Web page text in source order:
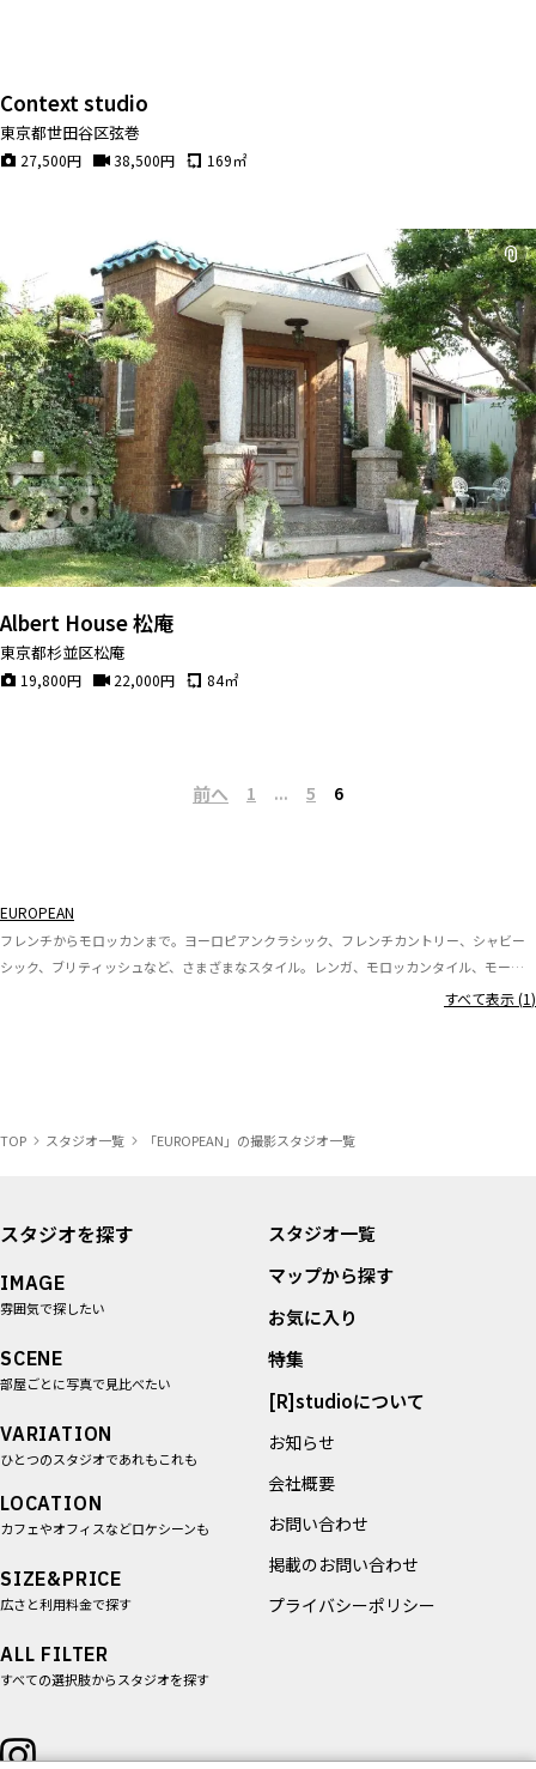
Context studio
東京都世田谷区弦巻
27,500円 38,500円 169㎡
Albert House 松庵
東京都杉並区松庵
19,800円 22,000円 84㎡
前へ 1 ... 5 6
EUROPEAN
フレンチからモロッカンまで。ヨーロピアンクラシック、フレンチカントリー、シャビー
シック、ブリティッシュなど、さまざまなスタイル。レンガ、モロッカンタイル、モール
すべて表示 (1)
TOP スタジオ一覧 「EUROPEAN」の撮影スタジオ一覧
スタジオを探す
IMAGE
雰囲気で探したい
SCENE
部屋ごとに写真で見比べたい
VARIATION
ひとつのスタジオであれもこれも
LOCATION
カフェやオフィスなどロケシーンも
SIZE&PRICE
広さと利用料金で探す
ALL FILTER
すべての選択肢からスタジオを探す
スタジオ一覧
マップから探す
お気に入り
特集
[R]studioについて
お知らせ
会社概要
お問い合わせ
掲載のお問い合わせ
プライバシーポリシー